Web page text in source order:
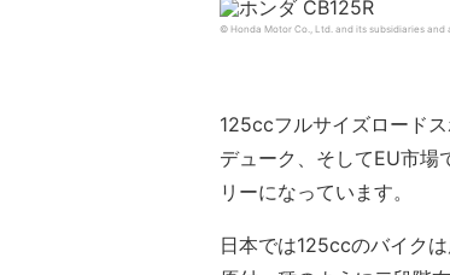
© Honda Motor Co., Ltd. and its subsidiaries and
125ccフルサイズロード
デューク、そしてEU市場
リーになっています。
日本では125ccのバイク